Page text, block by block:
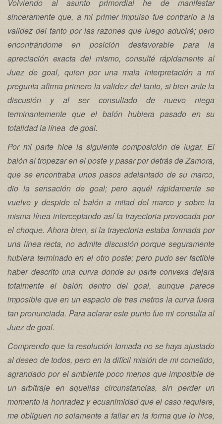
Volviendo al asunto primordial he de manifestar
sinceramente que, a mi primer impulso fue contrario a la
validez del tanto por las razones que luego aduciré; pero
encontrándome en posición desfavorable para la
apreciación exacta del mismo, consulté rápidamente al
Juez de goal, quien por una mala interpretación a mi
pregunta afirma primero la validez del tanto, si bien ante la
discusión y al ser consultado de nuevo niega
terminantemente que el balón hubiera pasado en su
totalidad la línea de goal.
Por mi parte hice la siguiente composición de lugar. El
balón al tropezar en el poste y pasar por detrás de Zamora,
que se encontraba unos pasos adelantado de su marco,
dio la sensación de goal; pero aquél rápidamente se
vuelve y despide el balón a mitad del marco y sobre la
misma línea interceptando así la trayectoria provocada por
el choque. Ahora bien, si la trayectoria estaba formada por
una línea recta, no admite discusión porque seguramente
hubiera terminado en el otro poste; pero pudo ser factible
haber descrito una curva donde su parte convexa dejara
totalmente el balón dentro del goal, aunque parece
imposible que en un espacio de tres metros la curva fuera
tan pronunciada. Para aclarar este punto fue mi consulta al
Juez de goal.
Comprendo que la resolución tomada no se haya ajustado
al deseo de todos, pero en la difícil misión de mi cometido,
agrandado por el ambiente poco menos que imposible de
un arbitraje en aquellas circunstancias, sin perder un
momento la honradez y ecuanimidad que el caso requiere,
me obliguen no solamente a fallar en la forma que lo hice,